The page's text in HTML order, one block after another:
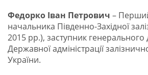
Федорко Іван Петрович –
начальника Південно-Західної
2015 рр.), заступник генерального
Державної адміністрації
України.